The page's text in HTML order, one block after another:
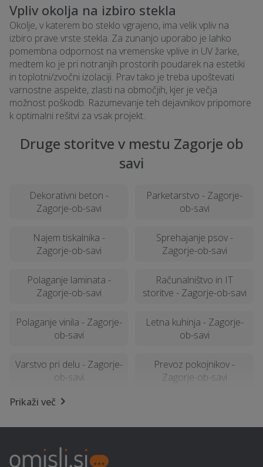
Vpliv okolja na izbiro stekla
Okolje, v katerem bo steklo vgrajeno, ima velik vpliv na
izbiro prave vrste stekla. Za zunanjo uporabo je lahko
pomembna odpornost na vremenske vplive in UV žarke,
medtem ko je pri notranjih prostorih poudarek na estetiki
in toplotni/zvočni izolaciji. Prav tako je treba upoštevati
varnostne aspekte, zlasti na območjih, kjer je večja
možnost poškodb. Razumevanje teh dejavnikov pripomore
k optimalni rešitvi za vsak projekt.
Druge storitve v mestu Zagorje ob
savi
Dekorativni beton -
Zagorje-ob-savi
Parketarstvo - Zagorje-
ob-savi
Najem tiskalnika -
Zagorje-ob-savi
Sprehajanje psov -
Zagorje-ob-savi
Polaganje laminata -
Zagorje-ob-savi
Računalništvo in IT
storitve - Zagorje-ob-savi
Polaganje vinila - Zagorje-
ob-savi
Letna kuhinja - Zagorje-
ob-savi
Varstvo pri delu - Zagorje-
ob-savi
Prevoz pokojnikov -
Zagorje-ob-savi
Sanacija vlage - Zagorje-
Talne obloge - Zagorje-
ob-savi
Prikaži več